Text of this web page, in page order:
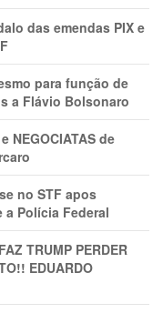
das emendas PIX e
para função de
a Flávio Bolsonaro
NEGOCIATAS de
no STF apos
Polícia Federal
TRUMP PERDER
EDUARDO